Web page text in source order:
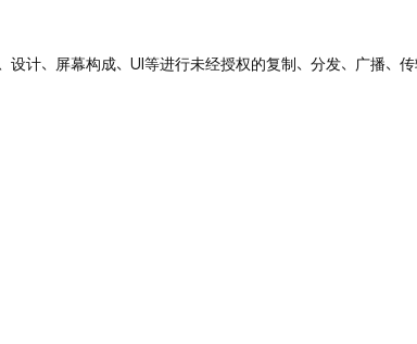
、屏幕构成、UI等进行未经授权的复制、分发、广播、传